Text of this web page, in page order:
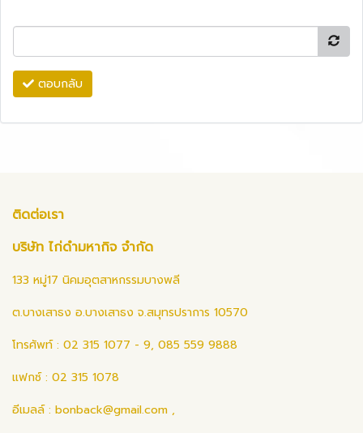
ตอบกลับ
ติดต่อเรา
บริษัท ไก่ดำมหากิจ จำกัด
133 หมู่17 นิคมอุตสาหกรรมบางพลี
ต.บางเสาธง อ.บางเสาธง จ.สมุทรปราการ 10570
โทรศัพท์ : 02 315 1077 - 9, 085 559 9888
แฟกซ์ : 02 315 1078
อีเมลล์ : bonback@gmail.com ,